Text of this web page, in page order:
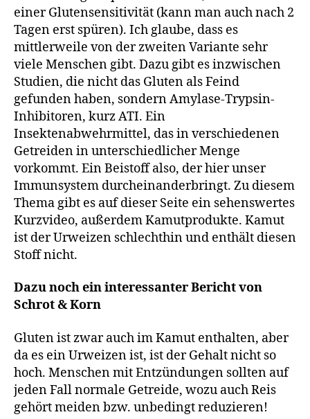
einer Glutensensitivität (kann man auch nach 2
Tagen erst spüren). Ich glaube, dass es
mittlerweile von der zweiten Variante sehr
viele Menschen gibt. Dazu gibt es inzwischen
Studien, die nicht das Gluten als Feind
gefunden haben, sondern Amylase-Trypsin-
Inhibitoren, kurz ATI. Ein
Insektenabwehrmittel, das in verschiedenen
Getreiden in unterschiedlicher Menge
vorkommt. Ein Beistoff also, der hier unser
Immunsystem durcheinanderbringt. Zu diesem
Thema gibt es auf dieser Seite ein sehenswertes
Kurzvideo, außerdem Kamutprodukte. Kamut
ist der Urweizen schlechthin und enthält diesen
Stoff nicht.
Dazu noch ein interessanter Bericht von
Schrot & Korn
Gluten ist zwar auch im Kamut enthalten, aber
da es ein Urweizen ist, ist der Gehalt nicht so
hoch. Menschen mit Entzündungen sollten auf
jeden Fall normale Getreide, wozu auch Reis
gehört meiden bzw. unbedingt reduzieren!